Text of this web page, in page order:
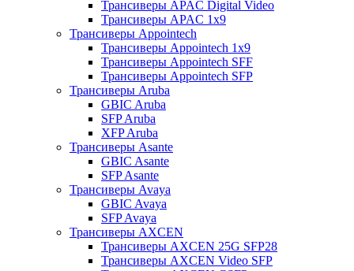
Трансиверы APAC Digital Video
Трансиверы APAC 1x9
Трансиверы Appointech
Трансиверы Appointech 1x9
Трансиверы Appointech SFF
Трансиверы Appointech SFP
Трансиверы Aruba
GBIC Aruba
SFP Aruba
XFP Aruba
Трансиверы Asante
GBIC Asante
SFP Asante
Трансиверы Avaya
GBIC Avaya
SFP Avaya
Трансиверы AXCEN
Трансиверы AXCEN 25G SFP28
Трансиверы AXCEN Video SFP